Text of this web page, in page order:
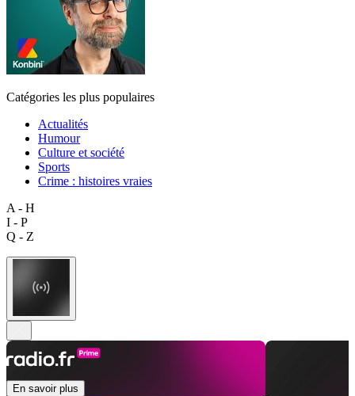
Catégories les plus populaires
Actualités
Humour
Culture et société
Sports
Crime : histoires vraies
A - H
I - P
Q - Z
En savoir plus